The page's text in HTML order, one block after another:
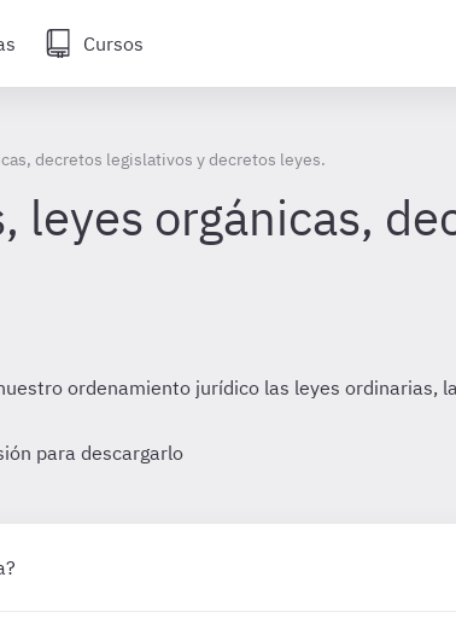
Cursos
decretos legislativos y decretos leyes.
leyes orgánicas,
ordenamiento jurídico las leyes ordinarias,
para descargarlo